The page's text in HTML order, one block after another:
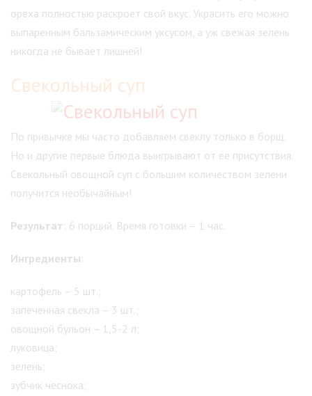
ореха полностью раскроет свой вкус. Украсить его можно
выпаренным бальзамическим уксусом, а уж свежая зелень
никогда не бывает лишней!
Свекольный суп
По привычке мы часто добавляем свеклу только в борщ.
Но и другие первые блюда выигрывают от ее присутствия.
Свекольный овощной суп с большим количеством зелени
получится необычайным!
Результат: 6 порций. Время готовки – 1 час.
Ингредиенты:
картофель – 5 шт.;
запеченная свекла – 3 шт.;
овощной бульон – 1,5-2 л;
луковица;
зелень;
зубчик чеснока;